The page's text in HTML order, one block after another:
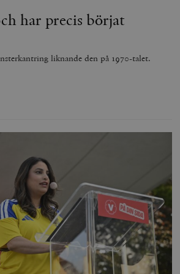
har precis börjat
liknande den på 1970-talet.